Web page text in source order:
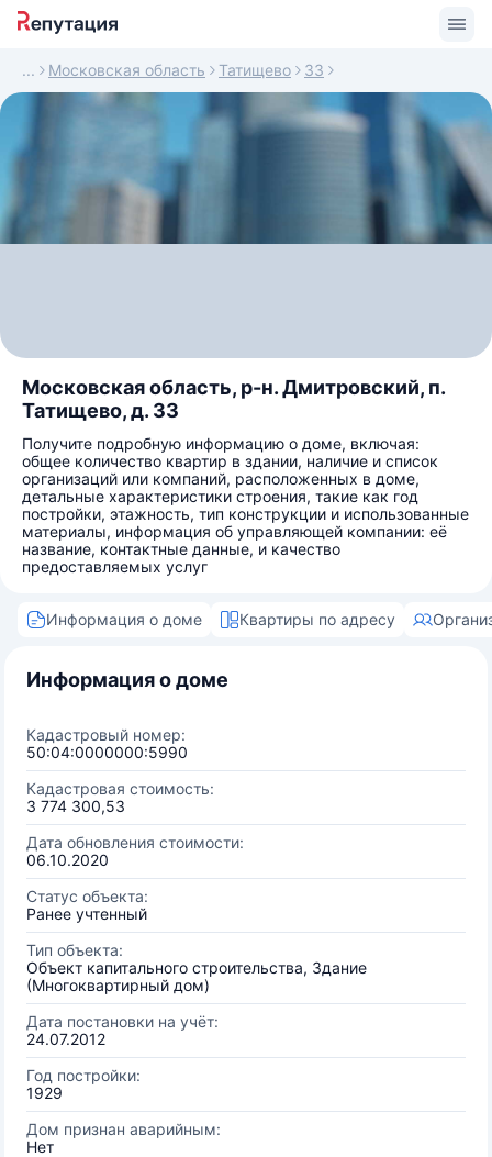
Московская область Татищево 33
Московская область, р-н. Дмитровский, п.
Татищево, д. 33
Получите подробную информацию о доме, включая:
общее количество квартир в здании, наличие и список
организаций или компаний, расположенных в доме,
детальные характеристики строения, такие как год
постройки, этажность, тип конструкции и использованные
материалы, информация об управляющей компании: её
название, контактные данные, и качество
предоставляемых услуг
Информация о доме Квартиры по адресу
Информация о доме
Кадастровый номер:
50:04:0000000:5990
Кадастровая стоимость:
3 774 300,53
Дата обновления стоимости:
06.10.2020
Статус объекта:
Ранее учтенный
Тип объекта:
Объект капитального строительства, Здание
(Многоквартирный дом)
Дата постановки на учёт:
24.07.2012
Год постройки:
1929
Дом признан аварийным:
Нет